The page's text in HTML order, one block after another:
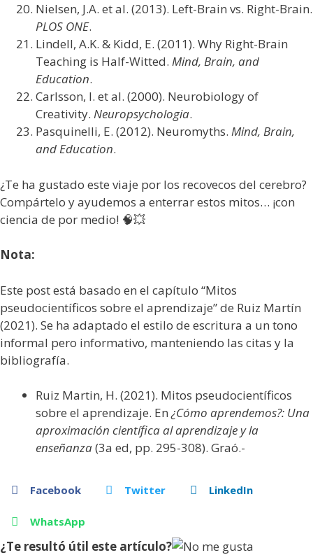
Nielsen, J.A. et al. (2013). Left-Brain vs. Right-Brain.
PLOS ONE.
Lindell, A.K. & Kidd, E. (2011). Why Right-Brain
Teaching is Half-Witted. Mind, Brain, and
Education.
Carlsson, I. et al. (2000). Neurobiology of
Creativity. Neuropsychologia.
Pasquinelli, E. (2012). Neuromyths. Mind, Brain,
and Education.
¿Te ha gustado este viaje por los recovecos del cerebro?
Compártelo y ayudemos a enterrar estos mitos… ¡con
ciencia de por medio! 🧠💥
Nota:
Este post está basado en el capítulo “Mitos
pseudocientíficos sobre el aprendizaje” de Ruiz Martín
(2021). Se ha adaptado el estilo de escritura a un tono
informal pero informativo, manteniendo las citas y la
bibliografía.
Ruiz Martin, H. (2021). Mitos pseudocientíficos
sobre el aprendizaje. En¿Cómo aprendemos?: Una
aproximación científica al aprendizaje y la
enseñanza(3a ed, pp. 295-308). Graó.-
Facebook Twitter LinkedIn
WhatsApp
¿Te resultó útil este artículo?